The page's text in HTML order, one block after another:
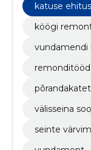
katuse ehitus
köögi
vundamendi
remonditööd
välisseina
seinte